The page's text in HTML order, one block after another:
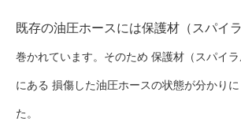
既存の油圧ホースには保護材（スパイ
巻かれています。そのため 保護材（スパイ
にある 損傷した油圧ホースの状態が分かり
た。